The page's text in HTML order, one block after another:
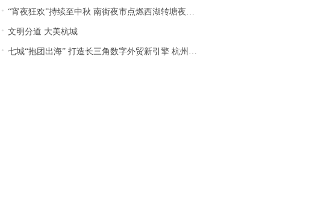
· “宵夜狂欢”持续至中秋 南街夜市点燃西湖转塘夜经济
· 文明分道 大美杭城
· 七城“抱团出海” 打造长三角数字外贸新引擎 杭州都市圈数字外贸服务联盟成立